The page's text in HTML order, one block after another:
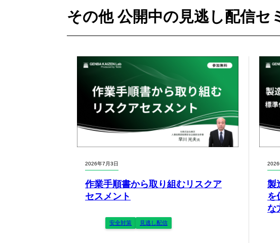
その他 公開中の 見逃し配信セ
2026年7月3日
作業手順書から取り組むリスクア
セスメント
安全対策 見逃し配信
2026
製
を
な